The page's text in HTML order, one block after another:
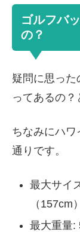
ゴルフバ
の？
疑問に思った
ってあるの？
ちなみにハ
通りです。
最大サイ
（157cm）
最大重量: